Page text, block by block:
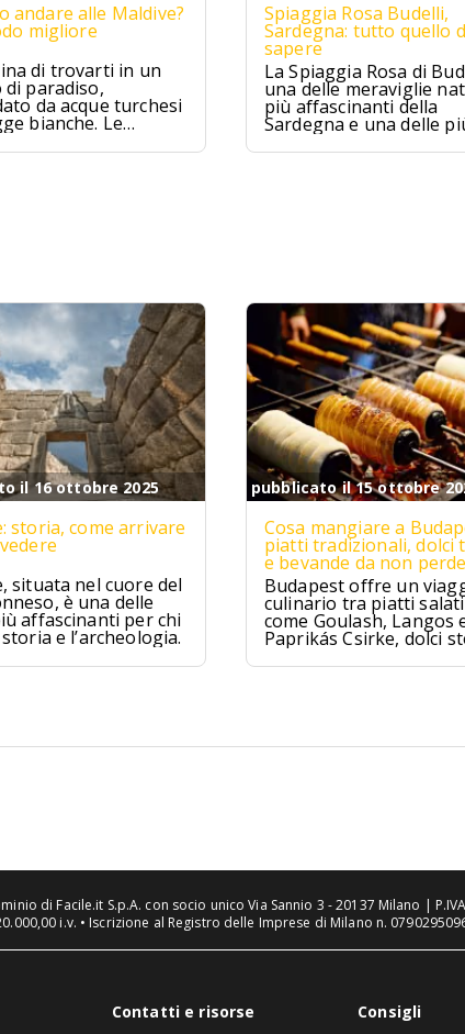
andare alle Maldive?
migliore
di trovarti in un
paradiso,
da acque turchesi
bianche. Le
sono proprio
un sogno che si
Spiaggia Rosa Budelli,
Sardegna: tutto quello
sapere
La Spiaggia Rosa di
una delle meraviglie
più affascinanti della
Sardegna e una delle
famose d'Italia. Situata
nell'Arcipelago della
il 16 ottobre 2025
storia, come arrivare
situata nel cuore del
è una delle
affascinanti per chi
e l’archeologia.
pubblicato il 15 ottobre
Cosa mangiare a
piatti tradizionali, dolci
e bevande da non
Budapest offre un
culinario tra piatti salati
come Goulash, Langos
Paprikás Csirke, dolci
come Dobos Torte e
Kürtőskalács, e
di Facile.it S.p.A. con socio unico Via Sannio 3 - 20137 Milano |
i.v. • Iscrizione al Registro delle Imprese di Milano n.
Contatti e risorse Consigli